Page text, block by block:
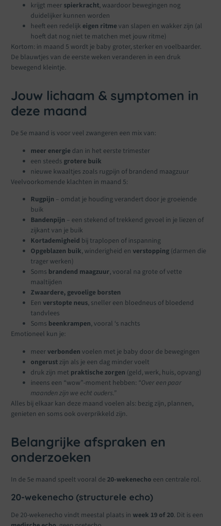
krijgt meer spierkracht, waardoor bewegingen nog
duidelijker kunnen worden
heeft een redelijk eigen ritmevan slapen en wakker zijn (al
hoeft dat nog niet te matchen met jouw ritme)
Kortom: in maand 5 wordt je baby groter, sterker en voelbaarder.
De blauwtjes van de eerste weken veranderen in een druk
bewegend kleintje.
Jouw lichaam & symptomen in
deze maand
De 5e maand is voor veel zwangeren een mix van:
meer energie dan in het eerste trimester
een steeds grotere buik
nieuwe kwaaltjes zoals rugpijn of brandend maagzuur
Veelvoorkomende klachten in maand 5:
Rugpijn – omdat je houding verandert door je groeiende
buik
Bandenpijn – een stekend of trekkend gevoel in je liezen of
zijkant van je buik
Kortademigheid bij traplopen of inspanning
Opgeblazen buik, winderigheid enverstopping (darmen die
trager werken)
Soms brandend maagzuur, vooral na grote of vette
maaltijden
Zwaardere, gevoelige borsten
Eenverstopte neus, sneller een bloedneus of bloedend
tandvlees
Soms beenkrampen, vooral ‘s nachts
Emotioneel kun je:
meerverbonden voelen met je baby door de bewegingen
ongerustzijn als je een dag minder voelt
druk zijn met praktische zorgen (geld, werk, huis, opvang)
ineens een “wow”-moment hebben: “Over een paar
maanden zijn we echt ouders.”
Alles bij elkaar kan deze maand voelen als: bezig zijn, plannen,
genieten en soms ook overprikkeld zijn.
Belangrijke afspraken en
onderzoeken
In de 5e maand speelt vooral de20-wekenecho een centrale rol.
20-wekenecho (structurele echo)
De 20-wekenecho vindt meestal plaats inweek 19 of 20. Dit is een